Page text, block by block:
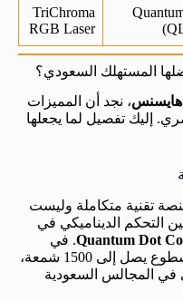
TriChroma
RGB Laser
المستهلك السعودي؟
، نجد أن المميزات
إليك تفصيل لما يجعلها
تقنية متكاملة وليست
التحكم الديناميكي في
Quantum Dot. في
، ستحصل على سطوع يصل إلى 1500 شمعة،
في المجالس السعودية